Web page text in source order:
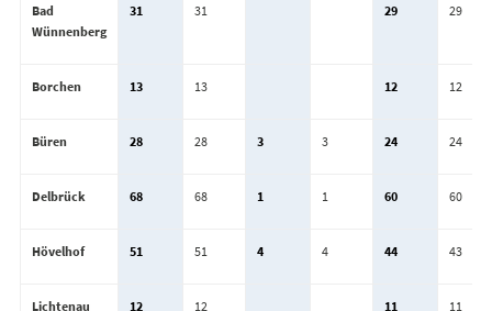
Bad
Wünnenberg
31 31 29 29
Borchen 13 13 12 12
Büren 28 28 3 3 24 24
Delbrück 68 68 1 1 60 60
Hövelhof 51 51 4 4 44 43
Lichtenau 12 12 11 11